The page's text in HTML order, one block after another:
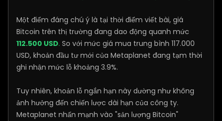
Một điểm đáng chú ý là tại thời điểm viết bài, giá
Bitcoin trên thị trường đang dao động quanh mức
112.500 USD. So với mức giá mua trung bình 117.000
USD, khoản đầu tư mới của Metaplanet đang tạm thời
ghi nhận mức lỗ khoảng 3.9%.
Tuy nhiên, khoản lỗ ngắn hạn này dường như không
ảnh hưởng đến chiến lược dài hạn của công ty.
Metaplanet nhấn mạnh vào "sản lượng Bitcoin"